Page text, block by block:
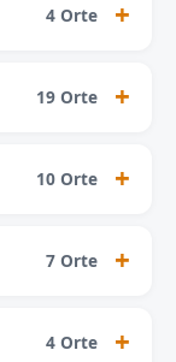
4 Orte
19 Orte
10 Orte
7 Orte
4 Orte